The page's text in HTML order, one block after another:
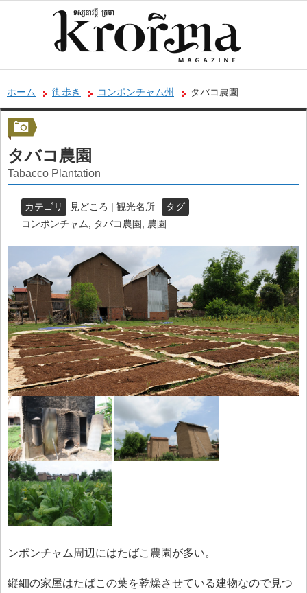
ホーム 街歩き コンポンチャム州 タバコ農園
タバコ農園
Tabacco Plantation
カテゴリ 見どころ | 観光名所
タグ
コンポンチャム
タバコ農園 農園
ンポンチャム周辺にはたばこ農園が多い。
縦細の家屋はたばこの葉を乾燥させている建物なので見つ